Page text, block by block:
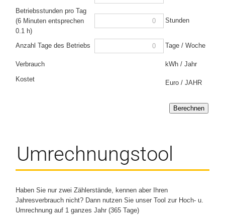
Betriebsstunden pro Tag
(6 Minuten entsprechen
0.1 h)
Stunden
Anzahl Tage des Betriebs Tage / Woche
Verbrauch kWh / Jahr
Kostet Euro / JAHR
Berechnen
Umrechnungstool
Haben Sie nur zwei Zählerstände, kennen aber Ihren
Jahresverbrauch nicht? Dann nutzen Sie unser Tool zur Hoch- u.
Umrechnung auf 1 ganzes Jahr (365 Tage)